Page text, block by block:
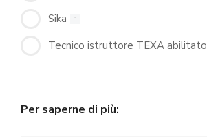
Sika 1
Tecnico istruttore TEXA abilitato
Per saperne di più: